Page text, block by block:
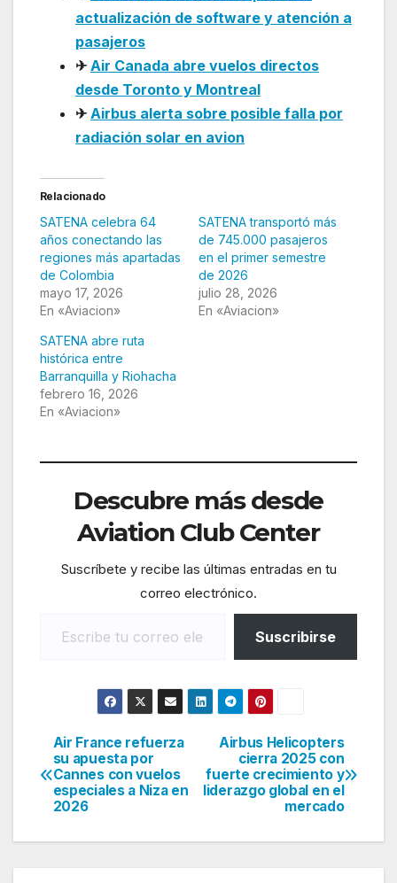
actualización de software y atención a
pasajeros
✈ Air Canada abre vuelos directos
desde Toronto y Montreal
✈ Airbus alerta sobre posible falla por
radiación solar en avion
Relacionado
SATENA celebra 64
años conectando las
regiones más apartadas
de Colombia
mayo 17, 2026
En «Aviacion»
SATENA transportó más
de 745.000 pasajeros
en el primer semestre
de 2026
julio 28, 2026
En «Aviacion»
SATENA abre ruta
histórica entre
Barranquilla y Riohacha
febrero 16, 2026
En «Aviacion»
Descubre más desde
Aviation Club Center
Suscríbete y recibe las últimas entradas en tu
correo electrónico.
Suscribirse
Navegación
de
Airbus Helicopters
cierra 2025 con
fuerte crecimiento y
liderazgo global en el
mercado
Air France refuerza
su apuesta por
Cannes con vuelos
especiales a Niza en
2026